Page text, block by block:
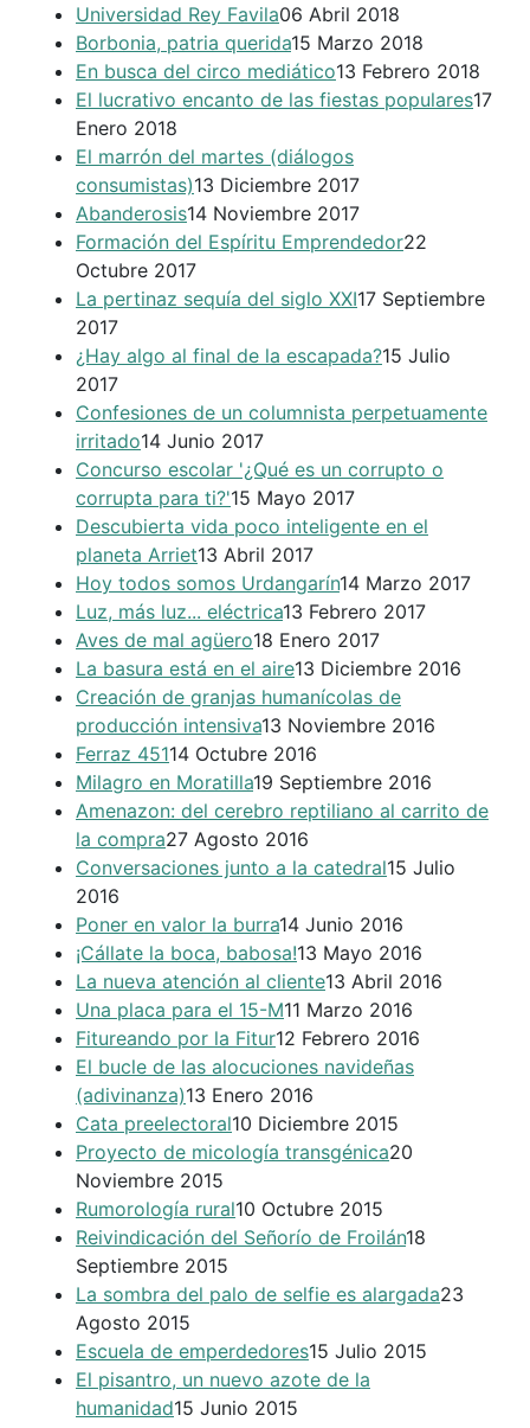
Universidad Rey Favila06 Abril 2018
Borbonia, patria querida15 Marzo 2018
En busca del circo mediático13 Febrero 2018
El lucrativo encanto de las fiestas populares17
Enero 2018
El marrón del martes (diálogos
consumistas)13 Diciembre 2017
Abanderosis14 Noviembre 2017
Formación del Espíritu Emprendedor22
Octubre 2017
La pertinaz sequía del siglo XXI17 Septiembre
2017
¿Hay algo al final de la escapada?15 Julio
2017
Confesiones de un columnista perpetuamente
irritado14 Junio 2017
Concurso escolar '¿Qué es un corrupto o
corrupta para ti?'15 Mayo 2017
Descubierta vida poco inteligente en el
planeta Arriet13 Abril 2017
Hoy todos somos Urdangarín14 Marzo 2017
Luz, más luz... eléctrica13 Febrero 2017
Aves de mal agüero18 Enero 2017
La basura está en el aire13 Diciembre 2016
Creación de granjas humanícolas de
producción intensiva13 Noviembre 2016
Ferraz 45114 Octubre 2016
Milagro en Moratilla19 Septiembre 2016
Amenazon: del cerebro reptiliano al carrito de
la compra27 Agosto 2016
Conversaciones junto a la catedral15 Julio
2016
Poner en valor la burra14 Junio 2016
¡Cállate la boca, babosa!13 Mayo 2016
La nueva atención al cliente13 Abril 2016
Una placa para el 15-M11 Marzo 2016
Fitureando por la Fitur12 Febrero 2016
El bucle de las alocuciones navideñas
(adivinanza)13 Enero 2016
Cata preelectoral10 Diciembre 2015
Proyecto de micología transgénica20
Noviembre 2015
Rumorología rural10 Octubre 2015
Reivindicación del Señorío de Froilán18
Septiembre 2015
La sombra del palo de selfie es alargada23
Agosto 2015
Escuela de emperdedores15 Julio 2015
El pisantro, un nuevo azote de la
humanidad15 Junio 2015